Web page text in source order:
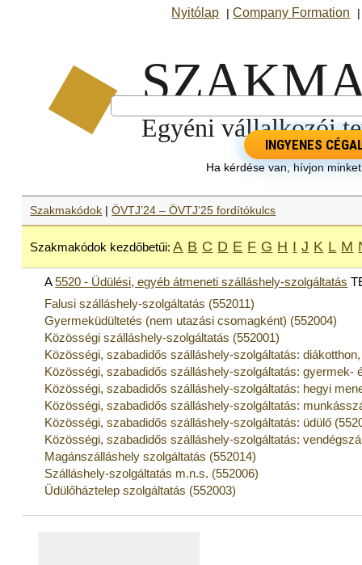
Nyitólap |Company Formation
INGYENES
Ha kérdése van, hívjon
Szakmakódok |ÖVTJ’24 – ÖVTJ’25 fordítókulcs
Szakmakódok kezdőbetűi: A B C D E F G H I J K L M
A5520 - Üdülési, egyéb átmeneti szálláshely-szolgáltatás
Falusi szálláshely-szolgáltatás (552011)
Gyermeküdültetés (nem utazási csomagként) (552004)
Közösségi szálláshely-szolgáltatás (552001)
Közösségi, szabadidős szálláshely-szolgáltatás:
Közösségi, szabadidős szálláshely-szolgáltatás: gyermek-
Közösségi, szabadidős szálláshely-szolgáltatás: hegyi
Közösségi, szabadidős szálláshely-szolgáltatás:
Közösségi, szabadidős szálláshely-szolgáltatás: üdülő
Közösségi, szabadidős szálláshely-szolgáltatás:
Magánszálláshely szolgáltatás (552014)
Szálláshely-szolgáltatás m.n.s. (552006)
Üdülőháztelep szolgáltatás (552003)